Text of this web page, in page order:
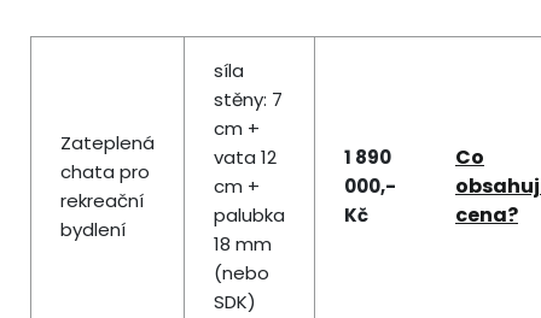
Zateplená
chata pro
rekreační
bydlení
síla
stěny: 7
cm +
vata 12
cm +
palubka
18 mm
(nebo
SDK)
1 890
000,-
Kč
Co
cena?